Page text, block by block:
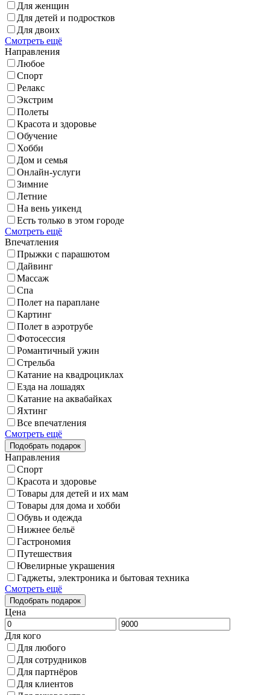
Для женщин
Для детей и подростков
Для двоих
Смотреть ещё
Направления
Любое
Спорт
Релакс
Экстрим
Полеты
Красота и здоровье
Обучение
Хобби
Дом и семья
Онлайн-услуги
Зимние
Летние
На вень уикенд
Есть только в этом городе
Смотреть ещё
Впечатления
Прыжки с парашютом
Дайвинг
Массаж
Спа
Полет на параплане
Картинг
Полет в аэротрубе
Фотосессия
Романтичный ужин
Стрельба
Катание на квадроциклах
Езда на лошадях
Катание на аквабайках
Яхтинг
Все впечатления
Смотреть ещё
Направления
Спорт
Красота и здоровье
Товары для детей и их мам
Товары для дома и хобби
Обувь и одежда
Нижнее бельё
Гастрономия
Путешествия
Ювелирные украшения
Гаджеты, электроника и бытовая техника
Смотреть ещё
Цена
Для кого
Для любого
Для сотрудников
Для партнёров
Для клиентов